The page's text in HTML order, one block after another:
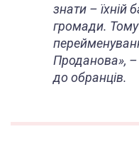
знати – їхній
громади. Тому
Проданова»,
до обранців.